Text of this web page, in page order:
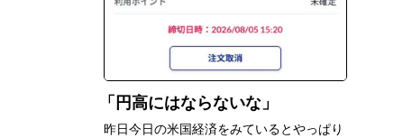
円高にはならないな
昨日今日の米国経済をみているとやっぱり